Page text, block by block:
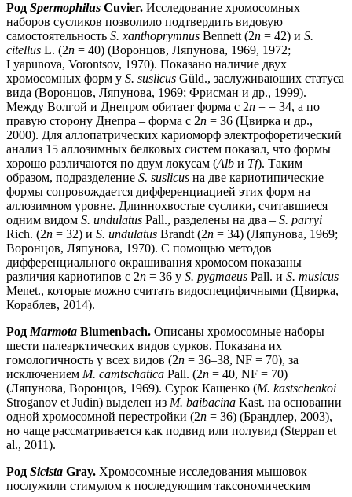
Род Spermophilus Cuvier. Исследование хромосомных
наборов сусликов позволило подтвердить видовую
самостоятельность S. xanthoprymnus Bennett (2n = 42) и S.
citellus L. (2n = 40) (Воронцов, Ляпунова, 1969, 1972;
Lyapunova, Vorontsov, 1970). Показано наличие двух
хромосомных форм у S. suslicus Güld., заслуживающих статуса
вида (Воронцов, Ляпунова, 1969; Фрисман и др., 1999).
Между Волгой и Днепром обитает форма с 2n = = 34, а по
правую сторону Днепра – форма с 2n = 36 (Цвирка и др.,
2000). Для аллопатрических кариоморф электрофоретический
анализ 15 аллозимных белковых систем показал, что формы
хорошо различаются по двум локусам (Alb и Tf). Таким
образом, подразделение S. suslicus на две кариотипические
формы сопровождается дифференциацией этих форм на
аллозимном уровне. Длиннохвостые суслики, считавшиеся
одним видом S. undulatus Pall., разделены на два – S. parryi
Rich. (2n = 32) и S. undulatus Brandt (2n = 34) (Ляпунова, 1969;
Воронцов, Ляпунова, 1970). С помощью методов
дифференциального окрашивания хромосом показаны
различия кариотипов с 2n = 36 у S. pygmaeus Pall. и S. musicus
Menet., которые можно считать видоспецифичными (Цвирка,
Кораблев, 2014).
Род Marmota Blumenbach. Описаны хромосомные наборы
шести палеарктических видов сурков. Показана их
гомологичность у всех видов (2n = 36–38, NF = 70), за
исключением M. camtschatica Pall. (2n = 40, NF = 70)
(Ляпунова, Воронцов, 1969). Сурок Кащенко (M. kastschenkoi
Stroganov et Judin) выделен из M. baibacina Kast. на основании
одной хромосомной перестройки (2n = 36) (Брандлер, 2003),
но чаще рассматривается как подвид или полувид (Steppan et
al., 2011).
Род Sicista Gray. Хромосомные исследования мышовок
послужили стимулом к последующим таксономическим